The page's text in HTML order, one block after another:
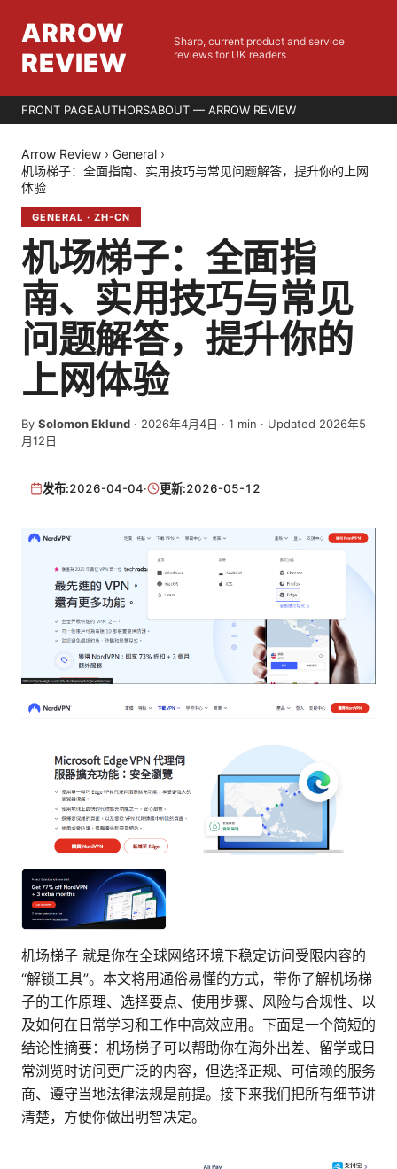
ARROW
REVIEW
Sharp, current product and service
reviews for UK readers
FRONT PAGEAUTHORSABOUT — ARROW REVIEW
Arrow Review › General ›
机场梯子：全面指南、实用技巧与常见问题解答，提升你的上网
体验
GENERAL · ZH-CN
机场梯子：全面指
南、实用技巧与常见
问题解答，提升你的
上网体验
By Solomon Eklund · 2026年4月4日 · 1 min · Updated 2026年5
月12日
发布:2026-04-04· 更新:2026-05-12
机场梯子 就是你在全球网络环境下稳定访问受限内容的
“解锁工具”。本文将用通俗易懂的方式，带你了解机场梯
子的工作原理、选择要点、使用步骤、风险与合规性、以
及如何在日常学习和工作中高效应用。下面是一个简短的
结论性摘要：机场梯子可以帮助你在海外出差、留学或日
常浏览时访问更广泛的内容，但选择正规、可信赖的服务
商、遵守当地法律法规是前提。接下来我们把所有细节讲
清楚，方便你做出明智决定。